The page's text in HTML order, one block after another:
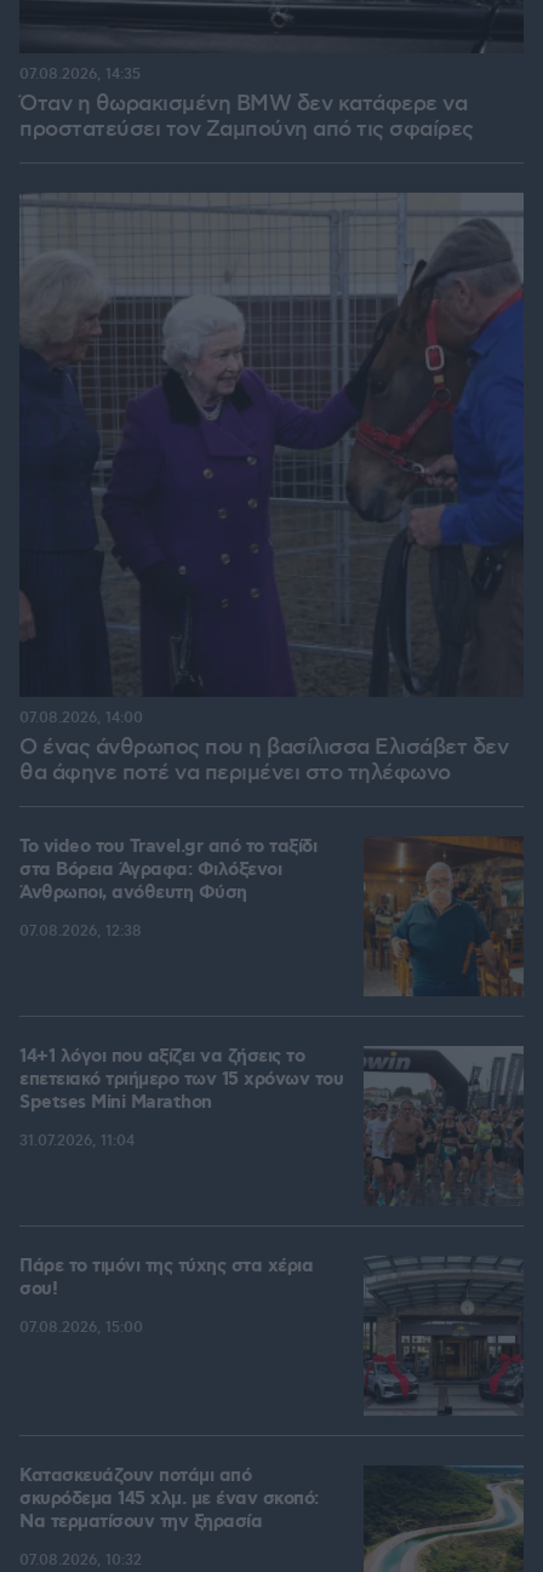
Όταν η θωρακισμένη BMW δεν κατάφερε να
προστατεύσει τον Ζαμπούνη από τις σφαίρες
07.08.2026, 14:35
Ο ένας άνθρωπος που η βασίλισσα Ελισάβετ δεν
θα άφηνε ποτέ να περιμένει στο τηλέφωνο
07.08.2026, 14:00
To video του Travel.gr από το ταξίδι
στα Βόρεια Άγραφα: Φιλόξενοι
Άνθρωποι, ανόθευτη Φύση
07.08.2026, 12:38
14+1 λόγοι που αξίζει να ζήσεις το
επετειακό τριήμερο των 15 χρόνων του
Spetses Mini Marathon
31.07.2026, 11:04
Πάρε το τιμόνι της τύχης στα χέρια
σου!
07.08.2026, 15:00
Κατασκευάζουν ποτάμι από
σκυρόδεμα 145 χλμ. με έναν σκοπό:
Να τερματίσουν την ξηρασία
07.08.2026, 10:32